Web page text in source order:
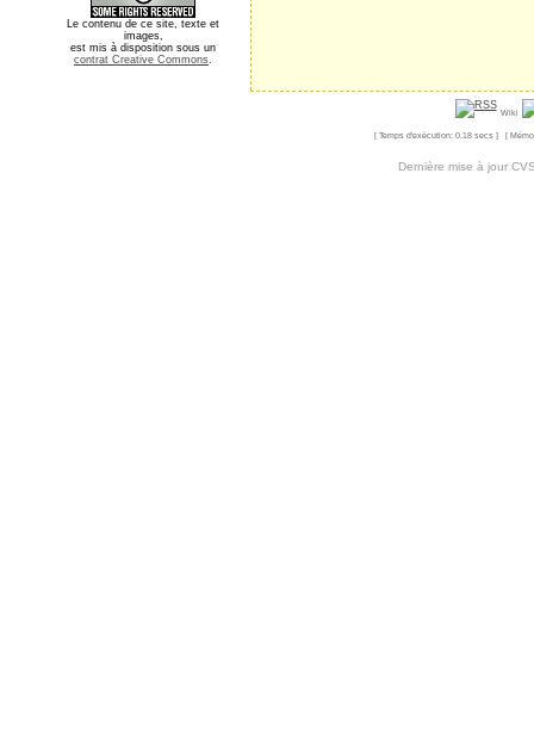
Le contenu de ce site, texte et
images,
est mis à disposition sous un
contrat Creative Commons.
Wiki
[ Temps d'exécution: 0.18 secs ] [
Dernière mise à jour